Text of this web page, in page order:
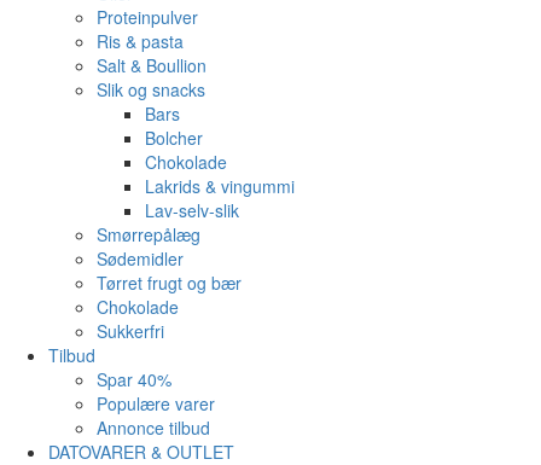
Proteinpulver
Ris & pasta
Salt & Boullion
Slik og snacks
Bars
Bolcher
Chokolade
Lakrids & vingummi
Lav-selv-slik
Smørrepålæg
Sødemidler
Tørret frugt og bær
Chokolade
Sukkerfri
Tilbud
Spar 40%
Populære varer
Annonce tilbud
DATOVARER & OUTLET